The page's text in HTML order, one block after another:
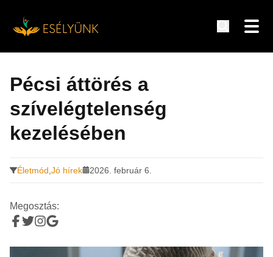
tartalomra
Pécsi áttörés a
szívelégtelenség
kezelésében
Életmód Jó hírek 2026. február 6.
Megosztás: